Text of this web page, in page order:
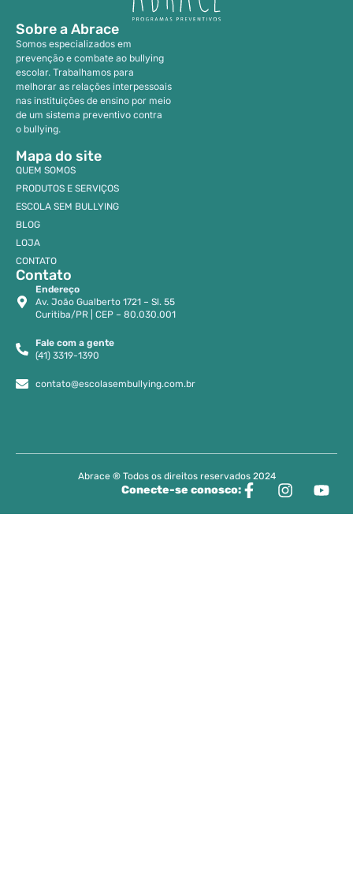
Sobre a Abrace
Somos especializados em
prevenção e combate ao bullying
escolar. Trabalhamos para
melhorar as relações interpessoais
nas instituições de ensino por meio
de um sistema preventivo contra
o bullying.
Mapa do site
QUEM SOMOS
PRODUTOS E SERVIÇOS
ESCOLA SEM BULLYING
BLOG
LOJA
CONTATO
Contato
Endereço
Av. João Gualberto 1721 – Sl. 55
Curitiba/PR | CEP – 80.030.001
Fale com a gente
(41) 3319-1390
contato@escolasembullying.com.br
Abrace ® Todos os direitos reservados 2024
Conecte-se conosco: